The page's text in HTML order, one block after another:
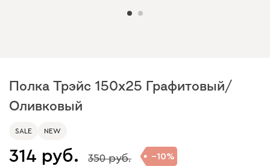
Полка Трэйс 150x25 Графитовый/
Оливковый
SALE NEW
314 350 10